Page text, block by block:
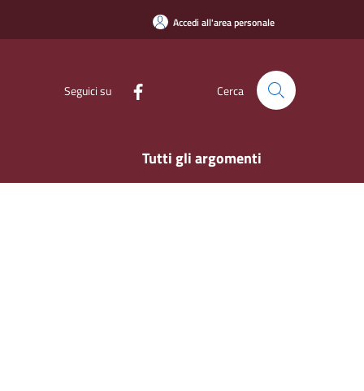
Accedi all'area personale
Seguici su Cerca
Tutti gli argomenti